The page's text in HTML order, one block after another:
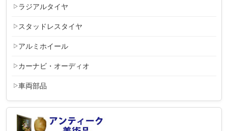
ラジアルタイヤ
スタッドレスタイヤ
アルミホイール
カーナビ・オーディオ
車両部品